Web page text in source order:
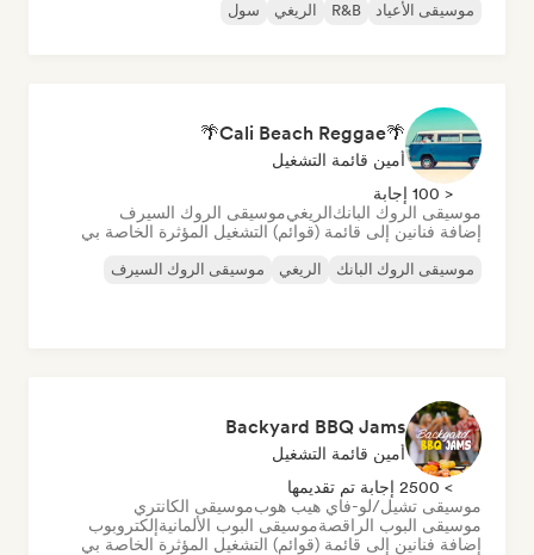
موسيقى الأعياد
R&B الريغي سول
🌴Cali Beach Reggae🌴
أمين قائمة التشغيل
< 100 إجابة
موسيقى الروك البانكالريغيموسيقى الروك السيرف
إضافة فنانين إلى قائمة (قوائم) التشغيل المؤثرة الخاصة بي
موسيقى الروك البانك الريغي موسيقى الروك السيرف
Backyard BBQ Jams
أمين قائمة التشغيل
> 2500 إجابة تم تقديمها
موسيقى تشيل/لو-فاي هيب هوبموسيقى الكانتري
موسيقى البوب الراقصةموسيقى البوب الألمانيةإلكتروبوب
إضافة فنانين إلى قائمة (قوائم) التشغيل المؤثرة الخاصة بي